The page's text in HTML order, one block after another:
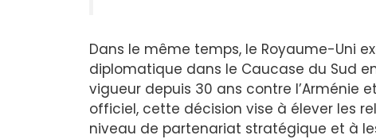
Dans le même temps, le Royaume-Uni
diplomatique dans le Caucase du Sud
vigueur depuis 30 ans contre l’Arménie
officiel, cette décision vise à élever les
niveau de partenariat stratégique et à